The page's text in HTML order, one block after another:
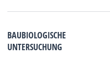
BAUBIOLOGISCHE
UNTERSUCHUNG